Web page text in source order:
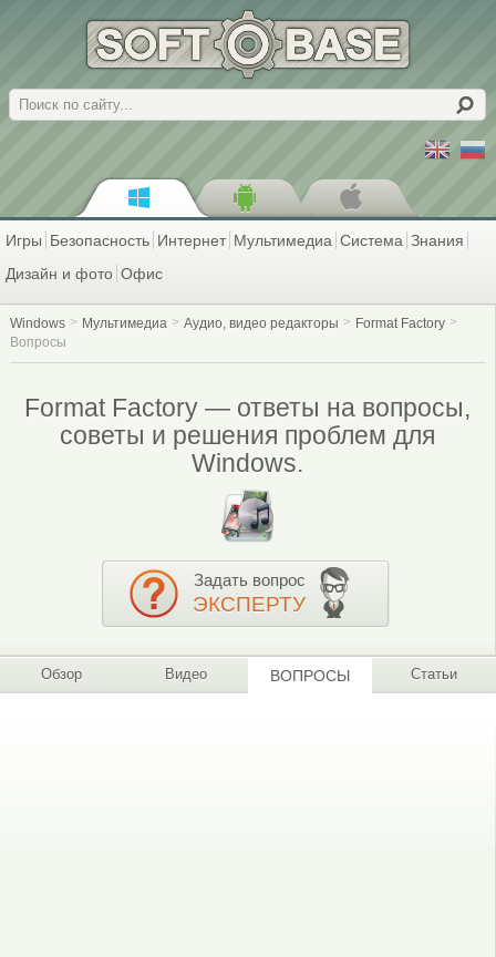
Поиск
Игры Безопасность Интернет Мультимедиа Система Знания
Дизайн и фото Офис
Windows Мультимедиа Аудио, видео редакторы
Format Factory
Вопросы
Format Factory — ответы на вопросы,
советы и решения проблем для
Windows.
Задать вопрос
ЭКСПЕРТУ
Обзор Видео ВОПРОСЫ Статьи